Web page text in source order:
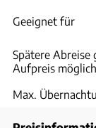
Geeignet für
Spätere Abreise
Aufpreis möglich
Max.